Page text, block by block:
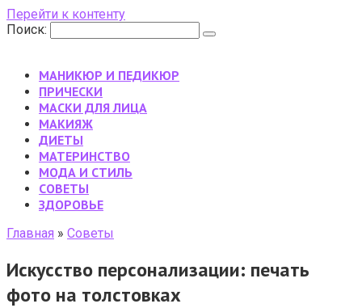
Перейти к контенту
Поиск:
МАНИКЮР И ПЕДИКЮР
ПРИЧЕСКИ
МАСКИ ДЛЯ ЛИЦА
МАКИЯЖ
ДИЕТЫ
МАТЕРИНСТВО
МОДА И СТИЛЬ
CОВЕТЫ
ЗДОРОВЬЕ
Главная » Cоветы
Искусство персонализации: печать
фото на толстовках